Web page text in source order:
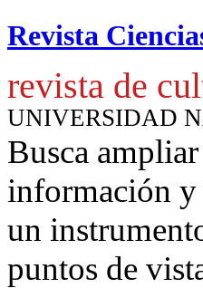
Revista
revista de
UNIVERSIDAD
Busca
información y
un
puntos de